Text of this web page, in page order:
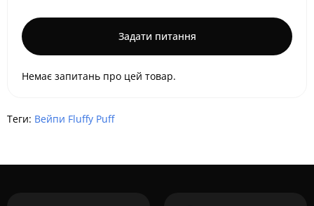
Задати питання
Немає запитань про цей товар.
Теги: Вейпи Fluffy Puff